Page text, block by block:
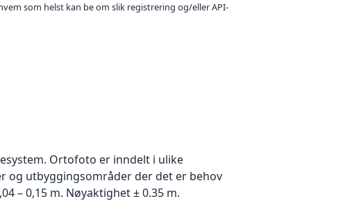
som helst kan be om slik registrering og/eller API-
Ortofoto er inndelt i ulike
utbyggingsområder der det er behov
– 0,15 m. Nøyaktighet ± 0.35 m.